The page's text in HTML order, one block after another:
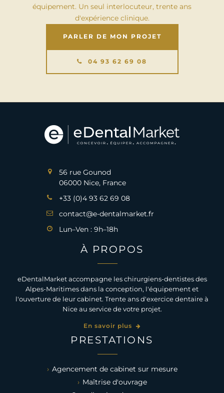
équipement. Un seul interlocuteur, trente ans
d'expérience clinique.
PARLER DE MON PROJET
04 93 62 69 08
56 rue Gounod
06000 Nice, France
+33 (0)4 93 62 69 08
contact@e-dentalmarket.fr
Lun–Ven : 9h–18h
À PROPOS
eDentalMarket accompagne les chirurgiens-dentistes des
Alpes-Maritimes dans la conception, l'équipement et
l'ouverture de leur cabinet. Trente ans d'exercice dentaire à
Nice au service de votre projet.
En savoir plus
PRESTATIONS
Agencement de cabinet sur mesure
Maîtrise d'ouvrage